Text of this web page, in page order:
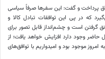
پرداخت و گفت: این سفرها صرفاً سیاسی
که در پی این توافقات تبادل کالا و
گرفتن است و چشم‌انداز قابل تصور برای
حاضر وجود دارد افزایش خواهد یافت؛ از
موجود بود و امیدواریم با توافق‌های